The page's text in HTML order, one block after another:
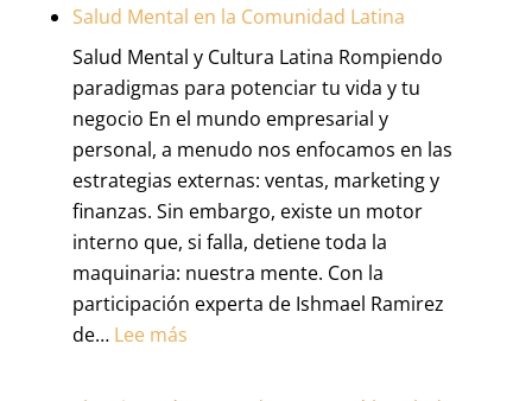
Cómo
Ahorrar
para
tu
Jubilación
Gastando
Salud Mental en la Comunidad Latina
Salud Mental y Cultura Latina Rompiendo
paradigmas para potenciar tu vida y tu
negocio En el mundo empresarial y
personal, a menudo nos enfocamos en las
estrategias externas: ventas, marketing y
finanzas. Sin embargo, existe un motor
interno que, si falla, detiene toda la
maquinaria: nuestra mente. Con la
participación experta de Ishmael Ramirez
de… Lee más:
Mental